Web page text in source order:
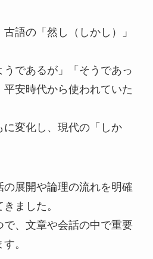
古語の「然し（しかし）」
うであるが」「そうであっ
安時代から使われていた
に変化し、現代の「しか
の展開や論理の流れを明確
ました。
で、文章や会話の中で重要
。